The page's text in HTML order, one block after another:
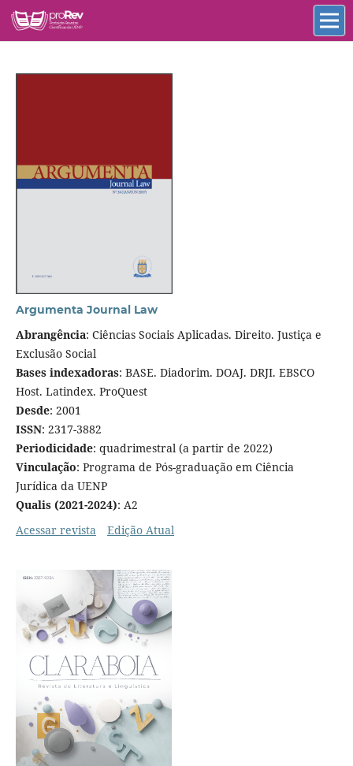
Argumenta Journal Law
Abrangência: Ciências Sociais Aplicadas. Direito. Justiça e
Exclusão Social
Bases indexadoras: BASE. Diadorim. DOAJ. DRJI. EBSCO
Host. Latindex. ProQuest
Desde: 2001
ISSN: 2317-3882
Periodicidade: quadrimestral (a partir de 2022)
Vinculação: Programa de Pós-graduação em Ciência
Jurídica da UENP
Qualis (2021-2024): A2
Acessar revista
Edição Atual